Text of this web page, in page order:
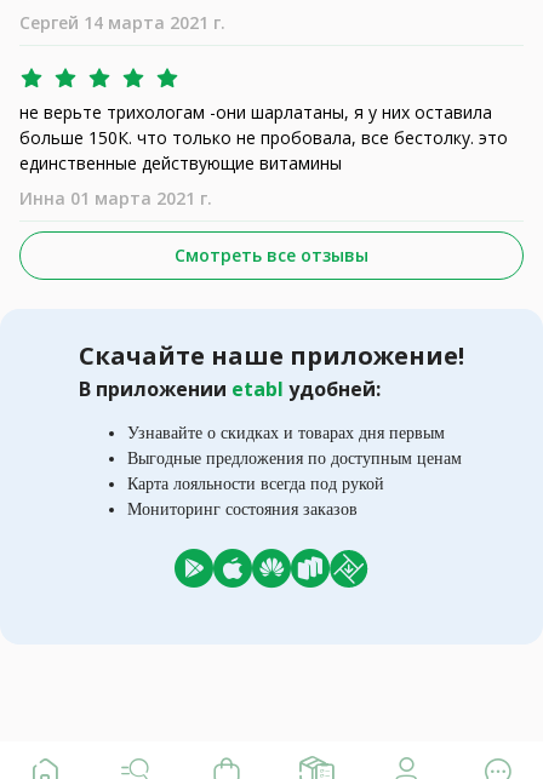
Сергей 14 марта 2021 г.
не верьте трихологам -они шарлатаны, я у них оставила
больше 150К. что только не пробовала, все бестолку. это
единственные действующие витамины
Инна 01 марта 2021 г.
Смотреть все отзывы
Скачайте наше приложение!
В приложении etabl удобней:
Узнавайте о скидках и товарах дня первым
Выгодные предложения по доступным ценам
Карта лояльности всегда под рукой
Мониторинг состояния заказов